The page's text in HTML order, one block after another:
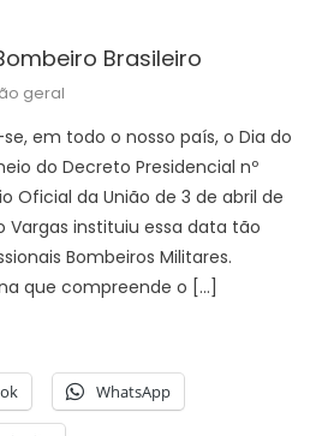
Brasileiro
geral
em todo o nosso país, o Dia do
do Decreto Presidencial nº
Oficial da União de 3 de abril de
Vargas instituiu essa data tão
Bombeiros Militares.
que compreende o […]
WhatsApp